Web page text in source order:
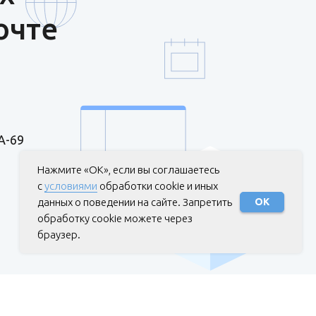
Нажмите «ОК», если вы соглашаетесь
сусловиями обработки cookie и иных
данных о поведении на сайте. Запретить
обработку cookie можете через
браузер.
ОК
69